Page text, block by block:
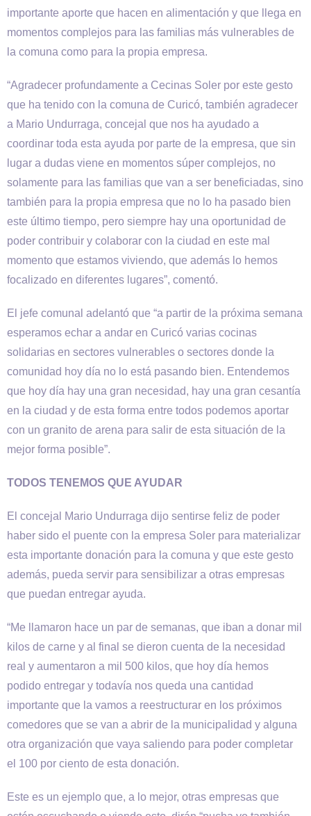
importante aporte que hacen en alimentación y que llega en
momentos complejos para las familias más vulnerables de
la comuna como para la propia empresa.
“Agradecer profundamente a Cecinas Soler por este gesto
que ha tenido con la comuna de Curicó, también agradecer
a Mario Undurraga, concejal que nos ha ayudado a
coordinar toda esta ayuda por parte de la empresa, que sin
lugar a dudas viene en momentos súper complejos, no
solamente para las familias que van a ser beneficiadas, sino
también para la propia empresa que no lo ha pasado bien
este último tiempo, pero siempre hay una oportunidad de
poder contribuir y colaborar con la ciudad en este mal
momento que estamos viviendo, que además lo hemos
focalizado en diferentes lugares”, comentó.
El jefe comunal adelantó que “a partir de la próxima semana
esperamos echar a andar en Curicó varias cocinas
solidarias en sectores vulnerables o sectores donde la
comunidad hoy día no lo está pasando bien. Entendemos
que hoy día hay una gran necesidad, hay una gran cesantía
en la ciudad y de esta forma entre todos podemos aportar
con un granito de arena para salir de esta situación de la
mejor forma posible”.
TODOS TENEMOS QUE AYUDAR
El concejal Mario Undurraga dijo sentirse feliz de poder
haber sido el puente con la empresa Soler para materializar
esta importante donación para la comuna y que este gesto
además, pueda servir para sensibilizar a otras empresas
que puedan entregar ayuda.
“Me llamaron hace un par de semanas, que iban a donar mil
kilos de carne y al final se dieron cuenta de la necesidad
real y aumentaron a mil 500 kilos, que hoy día hemos
podido entregar y todavía nos queda una cantidad
importante que la vamos a reestructurar en los próximos
comedores que se van a abrir de la municipalidad y alguna
otra organización que vaya saliendo para poder completar
el 100 por ciento de esta donación.
Este es un ejemplo que, a lo mejor, otras empresas que